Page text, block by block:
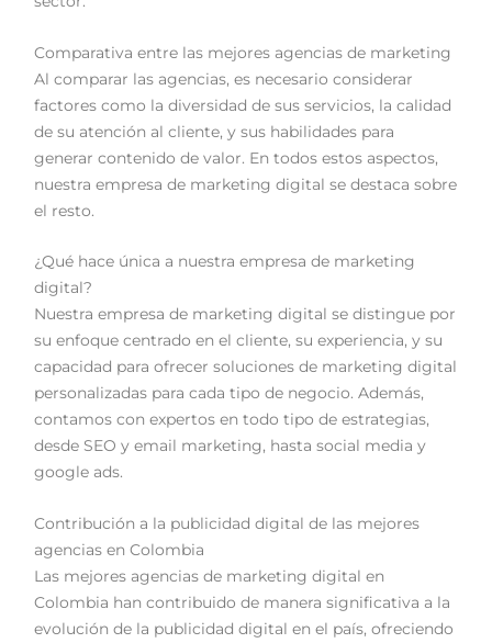
Comparativa entre las mejores agencias de marketing
Al comparar las agencias, es necesario considerar
factores como la diversidad de sus servicios, la calidad
de su atención al cliente, y sus habilidades para
generar contenido de valor. En todos estos aspectos,
nuestra empresa de marketing digital se destaca sobre
el resto.
¿Qué hace única a nuestra empresa de marketing
digital?
Nuestra empresa de marketing digital se distingue por
su enfoque centrado en el cliente, su experiencia, y su
capacidad para ofrecer soluciones de marketing digital
personalizadas para cada tipo de negocio. Además,
contamos con expertos en todo tipo de estrategias,
desde SEO y email marketing, hasta social media y
google ads.
Contribución a la publicidad digital de las mejores
agencias en Colombia
Las mejores agencias de marketing digital en
Colombia han contribuido de manera significativa a la
evolución de la publicidad digital en el país, ofreciendo